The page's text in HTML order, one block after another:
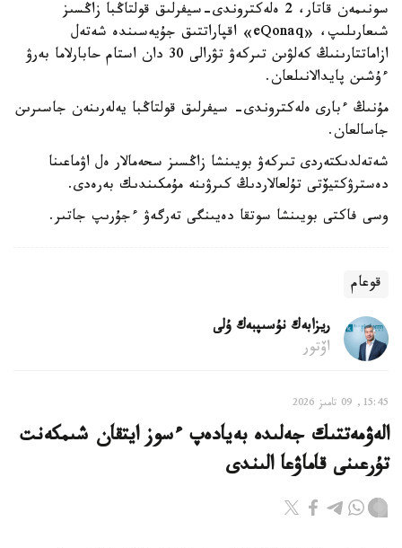
سونىمەن قاتار، 2 ەلەكتروندى-سيفرلىق قولتاڭبا زاڭسىز
شىعارىلىپ، «eQonaq» اقپاراتتىق جۇيەسىندە شەتەل
ازاماتتارىنىڭ كەلۋىن تىركەۋ تۋرالى 30 دان استام حابارلاما بەرۋ
ءۇشىن پايدالانىلعان.
مۇنىڭ ءبارى ەلەكتروندى- سيفرلىق قولتاڭبا يەلەرىنەن جاسىرىن
جاسالعان.
شەتەلدىكتەردى تىركەۋ بويىنشا زاڭسىز سحەمالار ەل اۋماعىنا
دەسترۋكتيۆتى تۇلعالاردىڭ كىرۋىنە مۇمكىندىك بەرەدى.
وسى فاكتى بويىنشا سوتقا دەيىنگى تەرگەۋ ءجۇرىپ جاتىر.
قوعام
ريزابەك نۇسىپبەك ۇلى
اۆتور
15:45, 09 تامىز 2026
الەۋمەتتىك جەلىدە بەيادەپ ءسوز ايتقان شىمكەنت
تۇرعىنى قاماۋعا الىندى